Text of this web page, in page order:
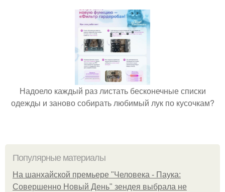
Надоело каждый раз листать бесконечные списки
одежды и заново собирать любимый лук по кусочкам?
Популярные материалы
На шанхайской премьере "Человека - Паука:
Совершенно Новый День" зендея выбрала не